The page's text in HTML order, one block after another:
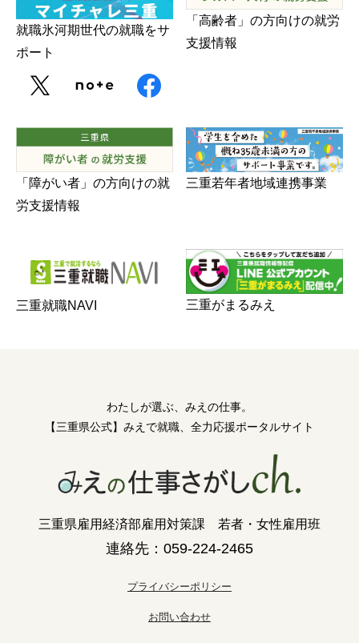
就職氷河期世代の就職をサ
ポート
「高齢者」の方向けの就労
支援情報
「障がい者」の方向けの就
労支援情報
三重若年者地域連携事業
三重就職NAVI 三重がまるみえ
わたしが選ぶ、みえの仕事。
【三重県公式】みえで就職、全力応援ポータルサイト
三重県雇用経済部雇用対策課 若者・女性雇用班
連絡先：059-224-2465
プライバシーポリシー
お問い合わせ